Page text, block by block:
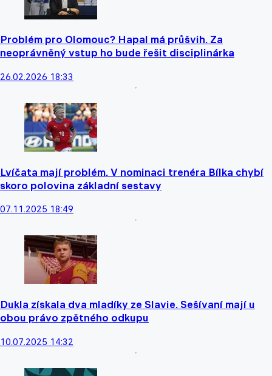
Problém pro Olomouc? Hapal má průšvih. Za
neoprávněný vstup ho bude řešit disciplinárka
26.02.2026 18:33
Lvíčata mají problém. V nominaci trenéra Bílka chybí
skoro polovina základní sestavy
07.11.2025 18:49
Dukla získala dva mladíky ze Slavie. Sešívaní mají u
obou právo zpětného odkupu
10.07.2025 14:32